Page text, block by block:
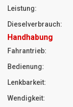
Leistung:
Dieselverbrauch:
Handhabung
Fahrantrieb:
Bedienung:
Lenkbarkeit:
Wendigkeit: